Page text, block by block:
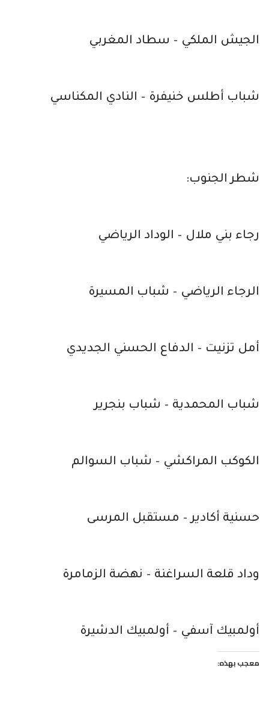
الجيش الملكي – سطاد المغربي
شباب أطلس خنيفرة – النادي المكناسي
شطر الجنوب:
رجاء بني ملال – الوداد الرياضي
الرجاء الرياضي – شباب المسيرة
أمل تزنيت – الدفاع الحسني الجديدي
شباب المحمدية – شباب بنجرير
الكوكب المراكشي – شباب السوالم
حسنية أكادير – مستقبل المرسى
وداد قلعة السراغنة – نهضة الزمامرة
أولمبيك آسفي – أولمبيك الدشيرة
معجب بهذه: